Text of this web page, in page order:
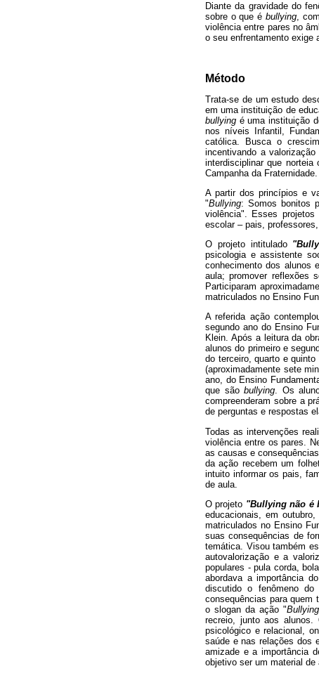
Diante da gravidade do
sobre o que é bullying,
violência entre pares no
o seu enfrentamento exige
Método
Trata-se de um estudo
em uma instituição de
bullying é uma instituição
nos níveis Infantil,
católica. Busca o
incentivando a
interdisciplinar que
Campanha da Fraternidade.
A partir dos princípios e
"Bullying: Somos bonitos
violência". Esses
escolar – pais,
O projeto intitulado
psicologia e assistente
conhecimento dos alunos
aula; promover reflexões
Participaram
matriculados no Ensino
A referida ação
segundo ano do Ensino
Klein. Após a leitura da
alunos do primeiro e
do terceiro, quarto e
(aproximadamente sete
ano, do Ensino
que sãobullying. Os
compreenderam sobre a
de perguntas e respostas
Todas as intervenções
violência entre os pares.
as causas e
da ação recebem um
intuito informar os pais,
de aula.
O projeto "Bullying não é
educacionais, em
matriculados no Ensino
suas consequências de
temática. Visou também
autovalorização e a
populares - pula corda,
abordava a importância
discutido o fenômeno
consequências para quem
o slogan da ação "Bullying
recreio, junto aos
psicológico e relacional,
saúde e nas relações dos
amizade e a importância
objetivo ser um material de